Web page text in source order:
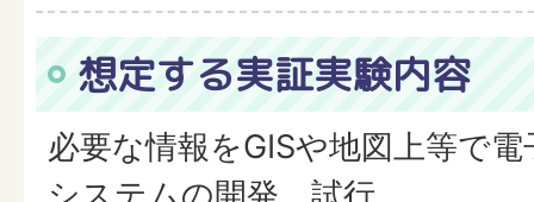
想定する実証実験内容
必要な情報をGISや地図上等で
システムの開発、試行